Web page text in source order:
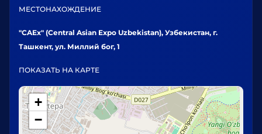
МЕСТОНАХОЖДЕНИЕ
"CAEx" (Central Asian Expo Uzbekistan), Узбекистан, г.
Ташкент, ул. Миллий бог, 1
ПОКАЗАТЬ НА КАРТЕ
+
−